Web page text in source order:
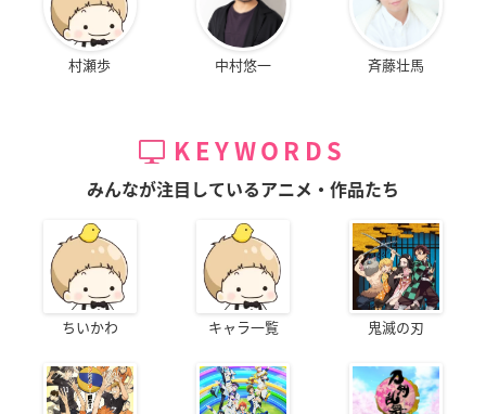
村瀬歩 中村悠一 斉藤壮馬
KEYWORDS
みんなが注目しているアニメ・作品たち
ちいかわ キャラ一覧 鬼滅の刃